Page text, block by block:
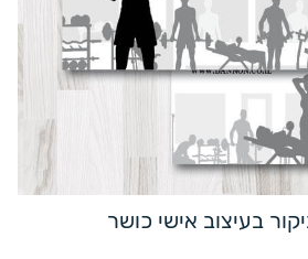
בעיצוב אישי כושר